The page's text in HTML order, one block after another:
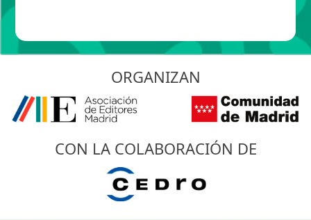
ORGANIZAN
CON LA COLABORACIÓN DE